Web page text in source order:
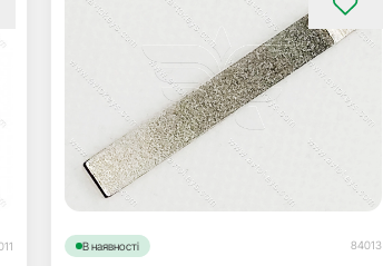
В наявності 84013